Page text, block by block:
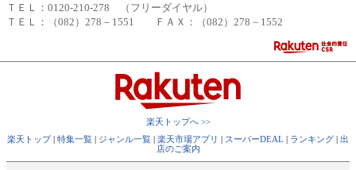
ＴＥＬ：0120-210-278 （フリーダイヤル）
ＴＥＬ：（082）278－1551 ＦＡＸ：（082）278－1552
楽天トップへ >>
楽天トップ| 特集一覧 | ジャンル一覧 | 楽天市場アプリ | スーパーDEAL | ランキング | 出
店のご案内